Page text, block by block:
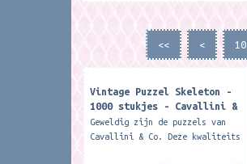
<< < 10
Vintage Puzzel Skeleton -
1000 stukjes - Cavallini &
Co
Geweldig zijn de puzzels van
Cavallini & Co. Deze kwaliteits